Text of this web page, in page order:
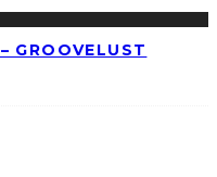
GROOVELUST